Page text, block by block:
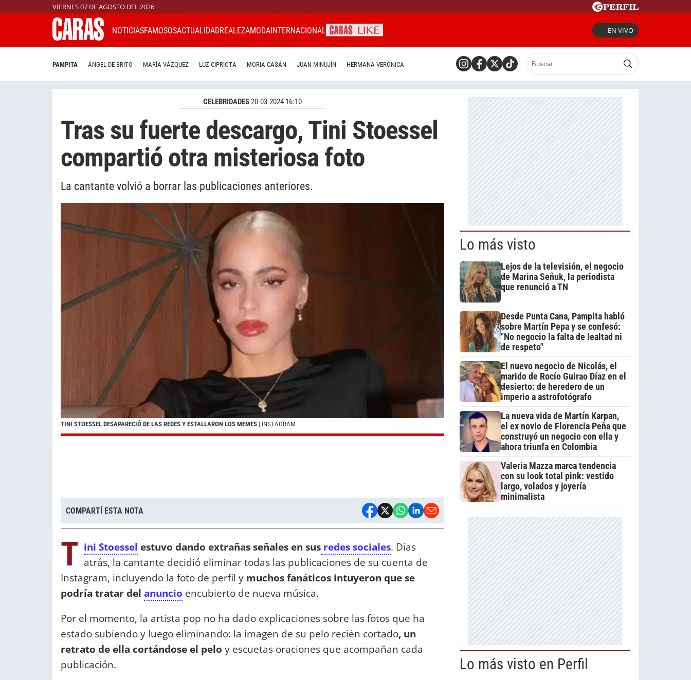
VIERNES 07 DE AGOSTO DEL 2026
NOTICIASFAMOSOSACTUALIDADREALEZAMODAINTERNACIONAL EN VIVO
PAMPITA ÁNGEL DE BRITO MARÍA VÁZQUEZ LUZ CIPRIOTA MORIA CASÁN JUAN MINUJÍN HERMANA VERÓNICA
CELEBRIDADES20-03-2024 16:10
Tras su fuerte descargo, Tini Stoessel
compartió otra misteriosa foto
La cantante volvió a borrar las publicaciones anteriores.
TINI STOESSEL DESAPARECIÓ DE LAS REDES Y ESTALLARON LOS MEMES | INSTAGRAM
COMPARTÍ ESTA NOTA
T ini Stoessel estuvo dando extrañas señales en sus redes sociales. Días
atrás, la cantante decidió eliminar todas las publicaciones de su cuenta de
Instagram, incluyendo la foto de perfil y muchos fanáticos intuyeron que se
podría tratar del anuncio encubierto de nueva música.
Por el momento, la artista pop no ha dado explicaciones sobre las fotos que ha
estado subiendo y luego eliminando: la imagen de su pelo recién cortado, un
retrato de ella cortándose el pelo y escuetas oraciones que acompañan cada
publicación.
Lo más visto
Lejos de la televisión, el negocio
de Marina Señuk, la periodista
que renunció a TN
Desde Punta Cana, Pampita habló
sobre Martín Pepa y se confesó:
"No negocio la falta de lealtad ni
de respeto"
El nuevo negocio de Nicolás, el
marido de Rocío Guirao Díaz en el
desierto: de heredero de un
imperio a astrofotógrafo
La nueva vida de Martín Karpan,
el ex novio de Florencia Peña que
construyó un negocio con ella y
ahora triunfa en Colombia
Valeria Mazza marca tendencia
con su look total pink: vestido
largo, volados y joyería
minimalista
Lo más visto en Perfil